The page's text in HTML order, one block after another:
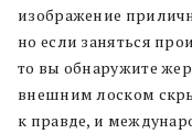
изображение
но если заняться
то вы обнаружите
внешним лоском
к правде, и